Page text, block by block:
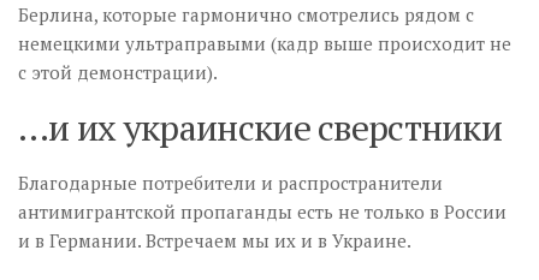
Берлина, которые гармонично смотрелись рядом с
немецкими ультраправыми (кадр выше происходит не
с этой демонстрации).
…и их украинские сверстники
Благодарные потребители и распространители
антимигрантской пропаганды есть не только в России
и в Германии. Встречаем мы их и в Украине.